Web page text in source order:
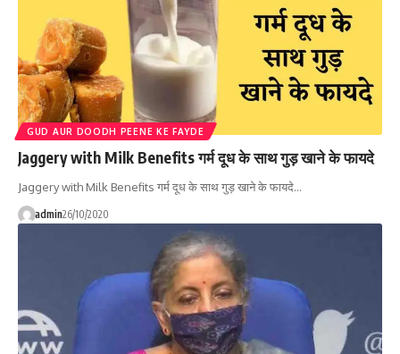
GUD AUR DOODH PEENE KE FAYDE
Jaggery with Milk Benefits गर्म दूध के साथ गुड़ खाने के फायदे
Jaggery with Milk Benefits गर्म दूध के साथ गुड़ खाने के फायदे…
admin26/10/2020